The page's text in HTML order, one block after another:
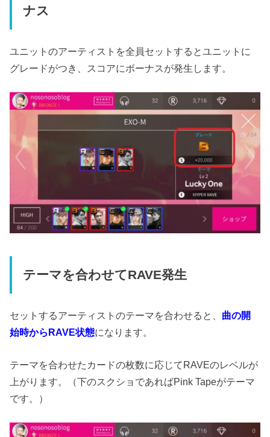
ナス
ユニットのアーティストを全員セットするとユニットに
グレードがつき、スコアにボーナスが発生します。
テーマを合わせてRAVE発生
セットするアーティストのテーマを合わせると、 曲の開
始時からRAVE状態になります。
テーマを合わせたカードの枚数に応じてRAVEのレベルが
上がります。（下のスクショであればPink Tapeがテーマ
です。）